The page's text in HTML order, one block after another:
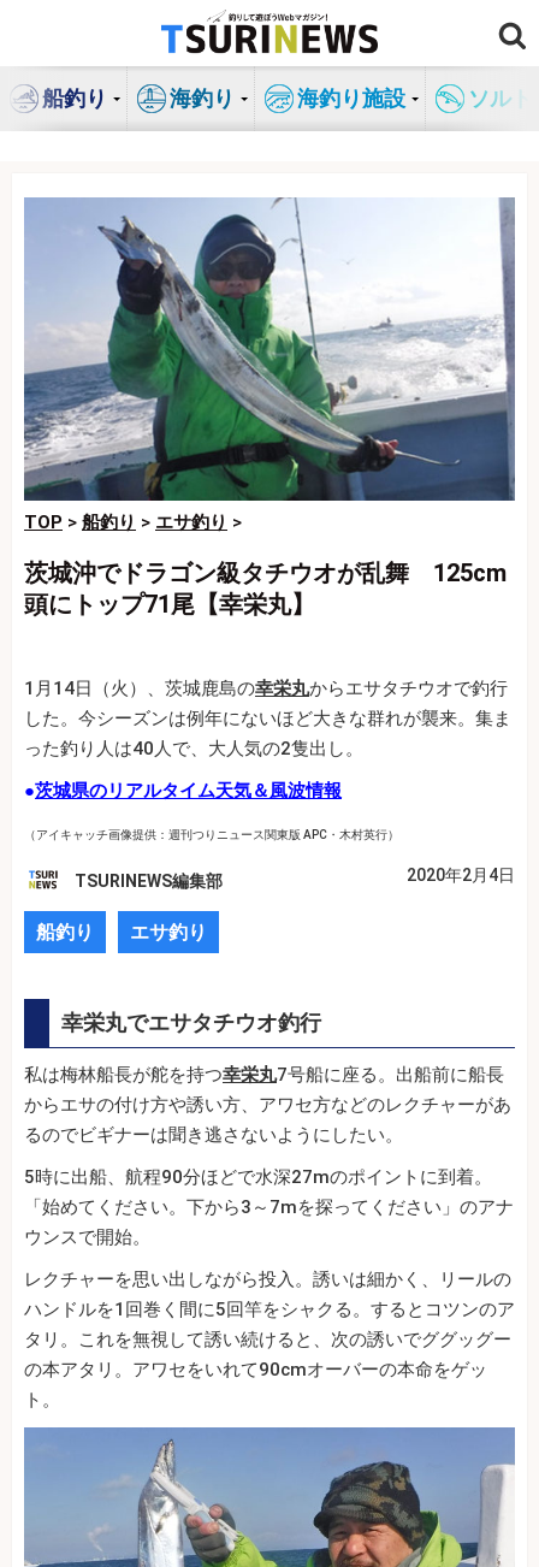
ン
船釣り 海釣り 海釣り施設 ソル
TOP > 船釣り > エサ釣り >
茨城沖でドラゴン級タチウオが乱舞 125cm
頭にトップ71尾【幸栄丸】
1月14日（火）、茨城鹿島の幸栄丸からエサタチウオで釣行
した。今シーズンは例年にないほど大きな群れが襲来。集ま
った釣り人は40人で、大人気の2隻出し。
●茨城県のリアルタイム天気＆風波情報
（アイキャッチ画像提供：週刊つりニュース関東版 APC・木村英行）
TSURINEWS編集部 2020年2月4日
船釣り エサ釣り
幸栄丸でエサタチウオ釣行
私は梅林船長が舵を持つ幸栄丸7号船に座る。出船前に船長
からエサの付け方や誘い方、アワセ方などのレクチャーがあ
るのでビギナーは聞き逃さないようにしたい。
5時に出船、航程90分ほどで水深27mのポイントに到着。
「始めてください。下から3～7mを探ってください」のアナ
ウンスで開始。
レクチャーを思い出しながら投入。誘いは細かく、リールの
ハンドルを1回巻く間に5回竿をシャクる。するとコツンのア
タリ。これを無視して誘い続けると、次の誘いでググッグー
の本アタリ。アワセをいれて90cmオーバーの本命をゲッ
ト。